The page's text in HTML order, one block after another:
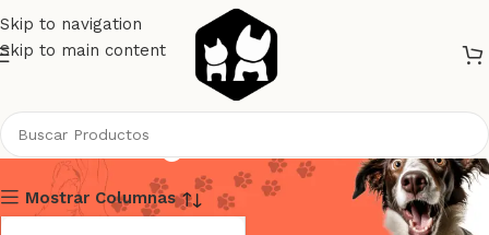
Skip to navigation
Skip to main content
Three Dogs
Mostrar Columnas